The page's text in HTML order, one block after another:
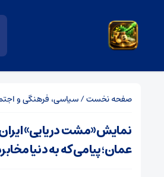
صفحه نخست/سیاسی، فرهنگی و
نمایش«مشت دریایی»
عمان؛ پیامی که به دنیا